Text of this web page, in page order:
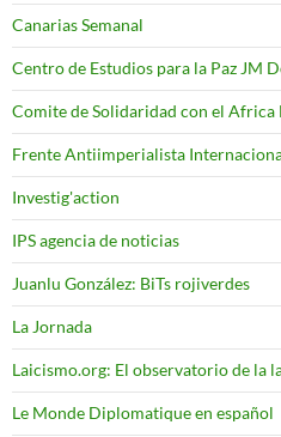
Canarias Semanal
Centro de Estudios para la Paz JM
Comite de Solidaridad con el Africa
Frente Antiimperialista
Investig'action
IPS agencia de noticias
Juanlu González: BiTs rojiverdes
La Jornada
Laicismo.org: El observatorio de la
Le Monde Diplomatique en español